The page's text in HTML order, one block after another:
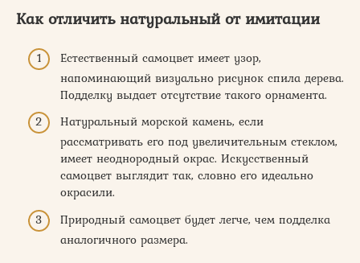
Как отличить натуральный от имитации
Естественный самоцвет имеет узор,
напоминающий визуально рисунок спила дерева.
Подделку выдает отсутствие такого орнамента.
Натуральный морской камень, если
рассматривать его под увеличительным стеклом,
имеет неоднородный окрас. Искусственный
самоцвет выглядит так, словно его идеально
окрасили.
Природный самоцвет будет легче, чем подделка
аналогичного размера.